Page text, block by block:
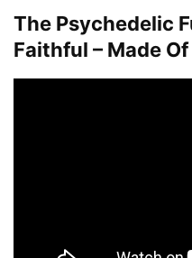
The Psychedelic
Faithful – Made